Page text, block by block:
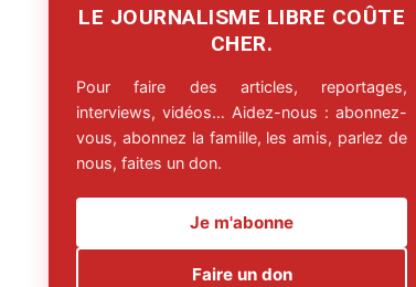
LE JOURNALISME LIBRE COÛTE
CHER.
Pour faire des articles, reportages,
interviews, vidéos… Aidez-nous : abonnez-
vous, abonnez la famille, les amis, parlez de
nous, faites un don.
Je m'abonne
Faire un don